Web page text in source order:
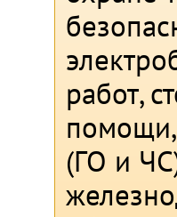
работ,
(ГО и